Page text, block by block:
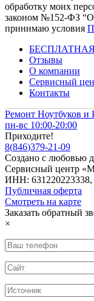
обработку моих
законом №152-ФЗ “О
принимаю условия
БЕСПЛАТНАЯ
Отзывы
О компании
Сервисный
Контакты
Ремонт Ноутбуков и
пн-вс 10:00-20:00
Приходите!
8(846)379-21-09
Создано с любовью
Сервисный центр
ИНН:
Публичная оферта
Смотреть на карте
Заказать обратный
×